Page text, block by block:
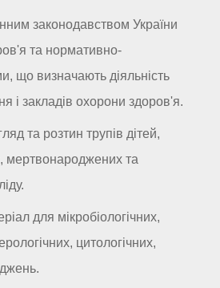
законодавством України
та нормативно-
що визначають діяльність
і закладів охорони здоров'я.
та розтин трупів дітей,
мертвонароджених та
для мікробіологічних,
цитологічних,